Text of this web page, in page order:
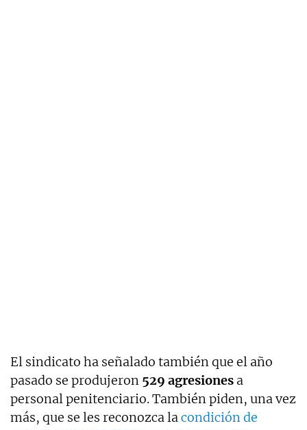
El sindicato ha señalado también que el año
pasado se produjeron 529 agresiones a
personal penitenciario. También piden, una vez
más, que se les reconozca lacondición de